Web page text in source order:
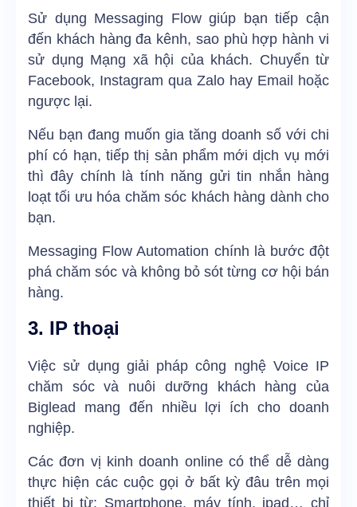
Sử dụng Messaging Flow giúp bạn tiếp cận
đến khách hàng đa kênh, sao phù hợp hành vi
sử dụng Mạng xã hội của khách. Chuyển từ
Facebook, Instagram qua Zalo hay Email hoặc
ngược lại.
Nếu bạn đang muốn gia tăng doanh số với chi
phí có hạn, tiếp thị sản phẩm mới dịch vụ mới
thì đây chính là tính năng gửi tin nhắn hàng
loạt tối ưu hóa chăm sóc khách hàng dành cho
bạn.
Messaging Flow Automation chính là bước đột
phá chăm sóc và không bỏ sót từng cơ hội bán
hàng.
3. IP thoại
Việc sử dụng giải pháp công nghệ Voice IP
chăm sóc và nuôi dưỡng khách hàng của
Biglead mang đến nhiều lợi ích cho doanh
nghiệp.
Các đơn vị kinh doanh online có thể dễ dàng
thực hiện các cuộc gọi ở bất kỳ đâu trên mọi
thiết bị từ: Smartphone, máy tính, ipad… chỉ